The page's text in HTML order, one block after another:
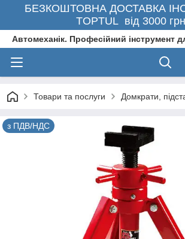
БЕЗКОШТОВНА ДОСТАВКА
TOPTUL від 3000
Автомеханік. Професійний інструмент
Товари та послуги Домкрати,
з ПДВ/НДС